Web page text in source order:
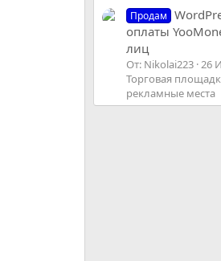
Продам
оплаты
лиц
От: Nikolai223 26
Торговая
рекламные места